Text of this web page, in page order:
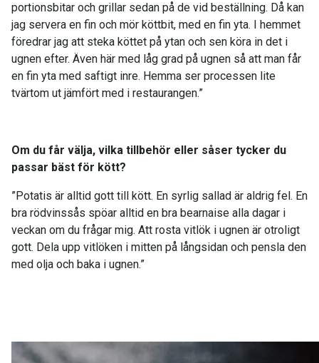
portionsbitar och grillar sedan på de vid beställning. Då kan
jag servera en fin och mör köttbit, med en fin yta. I hemmet
föredrar jag att steka köttet på ytan och sen köra in det i
ugnen efter. Även här med låg grad på ugnen så att man får
en fin yta med saftigt inre. Hemma ser processen lite
tvärtom ut jämfört med i restaurangen.”
Om du får välja, vilka tillbehör eller såser tycker du
passar bäst för kött?
”Potatis är alltid gott till kött. En syrlig sallad är aldrig fel. En
bra rödvinssås spöar alltid en bra bearnaise alla dagar i
veckan om du frågar mig. Att rosta vitlök i ugnen är otroligt
gott. Dela upp vitlöken i mitten på långsidan och pensla den
med olja och baka i ugnen.”